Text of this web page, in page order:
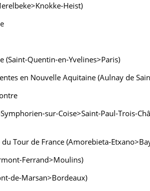
Heist)
(Saint-Quentin-en-Yvelines>Paris)
en Nouvelle Aquitaine (Aulnay de
sur-Coise>Saint-Paul-Trois-
Tour de France (Amorebieta-
Ferrand>Moulins)
de-Marsan>Bordeaux)